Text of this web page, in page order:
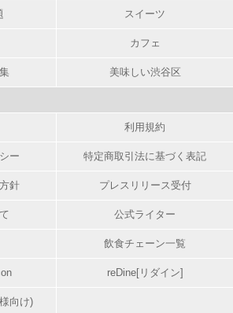
スイーツ
カフェ
美味しい渋谷区
利用規約
ー 特定商取引法に基づく表記
針 プレスリリース受付
公式ライター
飲食チェーン一覧
reDine[リダイン]
向け)